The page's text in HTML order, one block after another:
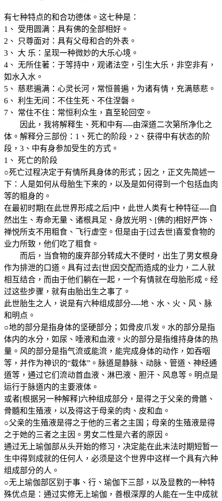
有七种特点的和合功德体。这七种是：
1、 受用圆满：具有佛的全部相好。
2、 只尊面对：具有父母和合的外表。
3、 大 乐：呈现一种微妙的大乐心境。
4、 无所住著：于等持中，观诸法空，引生大乐，非空非有，
如水入水。
5、 慈悲遍满：心灵长河，常恒普遍，为诸有情，充满慈悲。
6、 利生无间：不住生死、不住涅磐。
7、 常住不住：常恒利众生，直至轮回空。
因此，我将解释生、死和中有----由深道二次第所净化之
体。解释分三部份：1、死亡的阶段，2、获得中有状态的阶
段，3、中有身参加受生的方式。
1、 死亡的阶段
○死亡过程决定于有情所具身体的形式；因之，正文先简述一
下：人是如何从母胎生下来的，以及是如何得到一个包括血肉
等的粗身的。
在最初时期[在此世界形成之后]中，此世人类有七种特征----自
然出生、寿命无量、诸根具足、身放光明、[佛的]相好严饰、
禅悦所支不用粗食、飞行虚空。但是由于[过去世]喜爱食物的
业力所致，他们吃了粗食。
而后，当食物的废弃部分转成大不便时，出生了男女根身
作为排泄的口道。具有过去[世]因交配而造成的业力，二人就
相互结合，而由于他们躺在一起，一个有情就在母胎形成。经
过这些步骤，就有由胎出生之事了。
此世胎生之人，说是有六种组成部分----地、水、火、风、脉
和明点。
○地的部分是指身体的坚硬部分；如骨皮爪发。水的部分是指
体内的水分，如尿、唾液和血液。火的部分是指维持身体的热
量。风的部分是指气流或能流，能完成身体的动作，如吞咽
等，并作为神识的“载体”。脉道是静脉、动脉、管道、神经通
道等，通过它们流动首血液、淋巴液、胆汗、风息等。明点是
运行于脉道内的主要液体。
或者[根据另一种解释]六种组成部分，是得之于父亲的骨骼、
骨髓和生殖液，以及得这于母亲的肉、皮和血。
○父亲的生殖液是得之于他的三者之主国；母亲的生殖液是得
之于她的三者之主因。男女二性是六者的原因。
通过无上瑜伽部从头开始的修习，决定能在此末法时期短暂一
生中得到成就的任何人，必须是这个世界中这样一个具有六种
组成部分的人。
○无上瑜伽部区别于事、行、瑜伽下三部，以及显教的一种特
殊优点是：通过实修无上瑜伽，善根深厚的人能在一生中成就